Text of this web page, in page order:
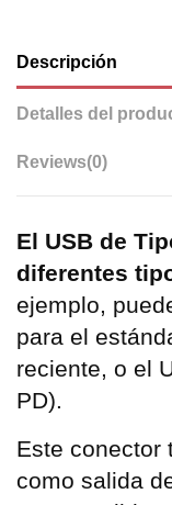
Descripción
Detalles del
Reviews(0)
El USB de
diferentes
ejemplo,
para el
reciente, o el
PD).
Este conector
como salida